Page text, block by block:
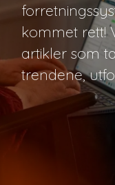
kommet rett!
artikler som
trendene,